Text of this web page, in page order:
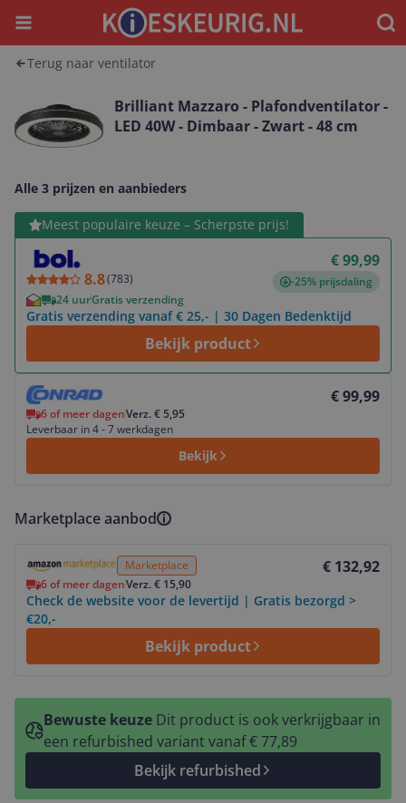
Menu
Terug naar ventilator
Brilliant Mazzaro - Plafondventilator -
LED 40W - Dimbaar - Zwart - 48 cm
Alle 3 prijzen en aanbieders
Meest populaire keuze – Scherpste prijs!
8.8(783)
€ 99,99
-25% prijsdaling
24 uurGratis verzending
Gratis verzending vanaf € 25,- | 30 Dagen Bedenktijd
Bekijk product
Bekijk product
€ 99,99
6 of meer dagenVerz. € 5,95
Leverbaar in 4 - 7 werkdagen
Bekijk
Bekijk product
Marketplace aanbod
Marketplace € 132,92
6 of meer dagenVerz. € 15,90
Check de website voor de levertijd | Gratis bezorgd >
€20,-
Bekijk product
Bewuste keuze Dit product is ook verkrijgbaar in
een refurbished variant vanaf € 77,89
Bekijk refurbished